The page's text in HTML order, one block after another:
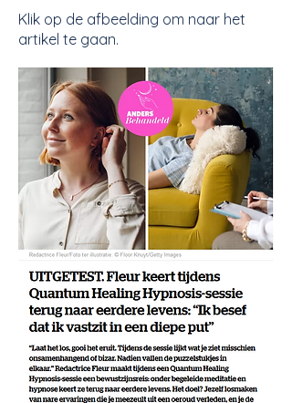
Klik op de afbeelding om naar het
artikel te gaan.